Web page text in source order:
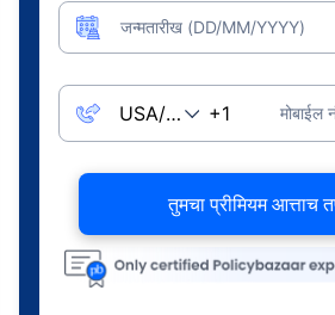
जन्मतारीख (DD/MM/YYYY)
मोबाईल
तुमचा प्रीमियम आत्ताच